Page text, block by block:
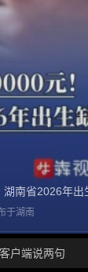
南省2026年出
于湖南
户端说两句